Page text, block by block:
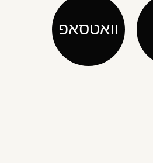
וואטסאפ